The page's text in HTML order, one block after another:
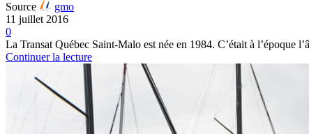
Source
gmo
11 juillet 2016
0
La Transat Québec Saint-Malo est née en 1984. C’était à l’époque
Continuer la lecture